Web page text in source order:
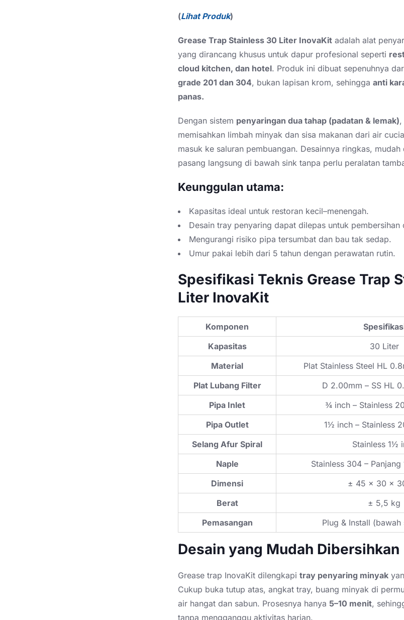
(Lihat Produk)
Grease Trap Stainless 30 Liter InovaKit adalah alat
yang dirancang khusus untuk dapur profesional seperti
cloud kitchen, dan hotel. Produk ini dibuat sepenuhnya
grade 201 dan 304, bukan lapisan krom, sehingga anti
panas.
Dengan sistem penyaringan dua tahap (padatan & lemak),
memisahkan limbah minyak dan sisa makanan dari air
masuk ke saluran pembuangan. Desainnya ringkas,
pasang langsung di bawah sink tanpa perlu peralatan
Keunggulan utama:
Kapasitas ideal untuk restoran kecil–menengah.
Desain tray penyaring dapat dilepas untuk pembersihan
Mengurangi risiko pipa tersumbat dan bau tak sedap.
Umur pakai lebih dari 5 tahun dengan perawatan rutin.
Spesifikasi Teknis Grease Trap
Liter InovaKit
Komponen
Kapasitas
30 Liter
Material
Plat Stainless Steel HL
Plat Lubang Filter
D 2.00mm – SS HL
Pipa Inlet
¾ inch – Stainless
Pipa Outlet
1½ inch – Stainless
Selang Afur Spiral
Stainless 1½
Naple
Stainless 304 –
Dimensi
± 45 × 30 ×
Berat
± 5,5 kg
Pemasangan
Plug & Install (bawah
Desain yang Mudah Dibersihkan
Grease trap InovaKit dilengkapi tray penyaring minyak
Cukup buka tutup atas, angkat tray, buang minyak di
air hangat dan sabun. Prosesnya hanya 5–10 menit,
tanpa mengganggu aktivitas harian.